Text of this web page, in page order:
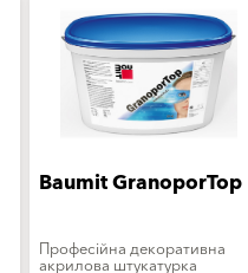
Baumit GranoporTop
Професійна декоративна
акрилова штукатурка